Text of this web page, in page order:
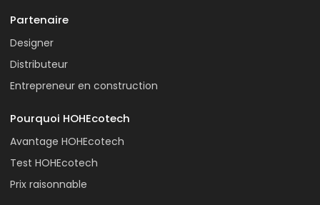
Partenaire
Designer
Distributeur
Entrepreneur en construction
Pourquoi HOHEcotech
Avantage HOHEcotech
Test HOHEcotech
Prix raisonnable